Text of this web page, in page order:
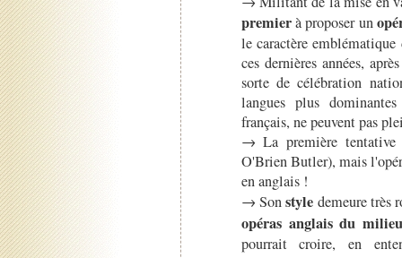
premierà proposer un
le caractère emblématique
ces dernières années,
sorte de célébration
langues plus
français, ne peuvent pas
→ La première tentative
O'Brien Butler), mais
en anglais !
→ Sonstyle demeure très
opéras anglais du
pourrait croire, en